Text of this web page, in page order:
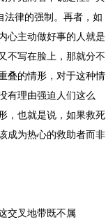
法律的强制。再者，如
心主动做好事的人就是
不写在脸上，那就分不
叠的情形，对于这种情
有理由强迫人们这么
，也就是说，如果救死
成为热心的救助者而非
交叉地带既不属